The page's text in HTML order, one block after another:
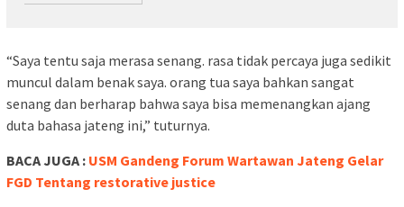
“Saya tentu saja merasa senang. rasa tidak percaya juga sedikit
muncul dalam benak saya. orang tua saya bahkan sangat
senang dan berharap bahwa saya bisa memenangkan ajang
duta bahasa jateng ini,” tuturnya.
BACA JUGA : USM Gandeng Forum Wartawan Jateng Gelar
FGD Tentang restorative justice